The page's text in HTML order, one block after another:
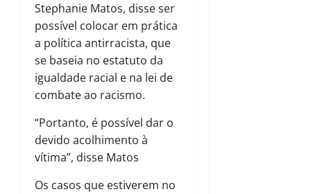
Stephanie Matos, disse ser
possível colocar em prática
a política antirracista, que
se baseia no estatuto da
igualdade racial e na lei de
combate ao racismo.
“Portanto, é possível dar o
devido acolhimento à
vítima”, disse Matos
Os casos que estiverem no